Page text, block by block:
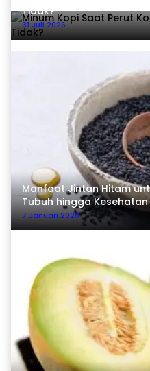
Tidak?
31 Juli 2026
Manfaat Jintan Hitam
Tubuh hingga
7 Januari 2026